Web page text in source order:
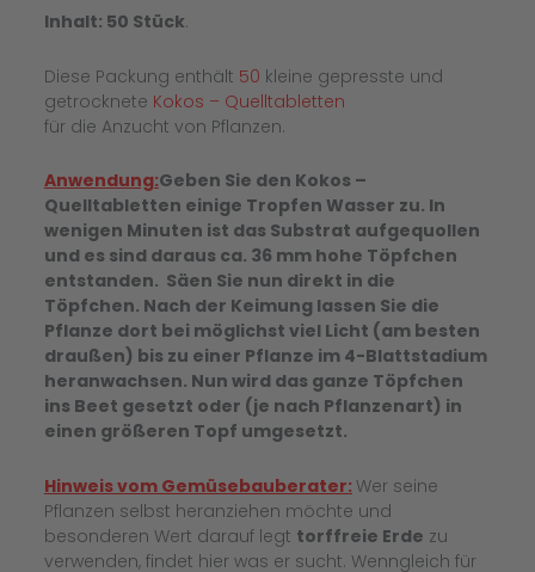
Inhalt: 50 Stück.
Diese Packung enthält 50 kleine gepresste und
getrocknete Kokos – Quelltabletten
für die Anzucht von Pflanzen.
Anwendung:Geben Sie den Kokos –
Quelltabletten einige Tropfen Wasser zu. In
wenigen Minuten ist das Substrat aufgequollen
und es sind daraus ca. 36 mm hohe Töpfchen
entstanden. Säen Sie nun direkt in die
Töpfchen. Nach der Keimung lassen Sie die
Pflanze dort bei möglichst viel Licht (am besten
draußen) bis zu einer Pflanze im 4-Blattstadium
heranwachsen. Nun wird das ganze Töpfchen
ins Beet gesetzt oder (je nach Pflanzenart) in
einen größeren Topf umgesetzt.
Hinweis vom Gemüsebauberater: Wer seine
Pflanzen selbst heranziehen möchte und
besonderen Wert darauf legt torffreie Erde zu
verwenden, findet hier was er sucht. Wenngleich für